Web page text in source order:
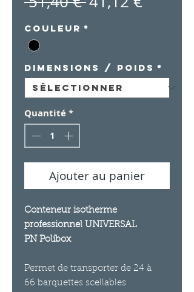
original
Couleur *
Dimensions / Poids *
Quantité*
Ajouter au panier
Conteneur isotherme
professionnel UNIVERSAL
PN Polibox
Permet de transporter de 24 à
66 barquettes scellables